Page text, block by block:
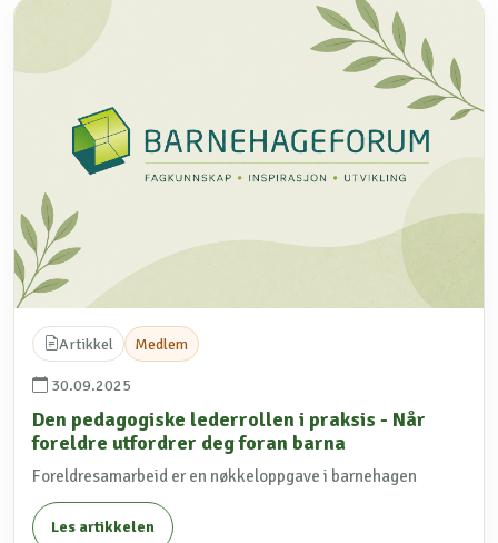
Artikkel Medlem
30.09.2025
Den pedagogiske lederrollen i praksis - Når
foreldre utfordrer deg foran barna
Foreldresamarbeid er en nøkkeloppgave i barnehagen
Les artikkelen